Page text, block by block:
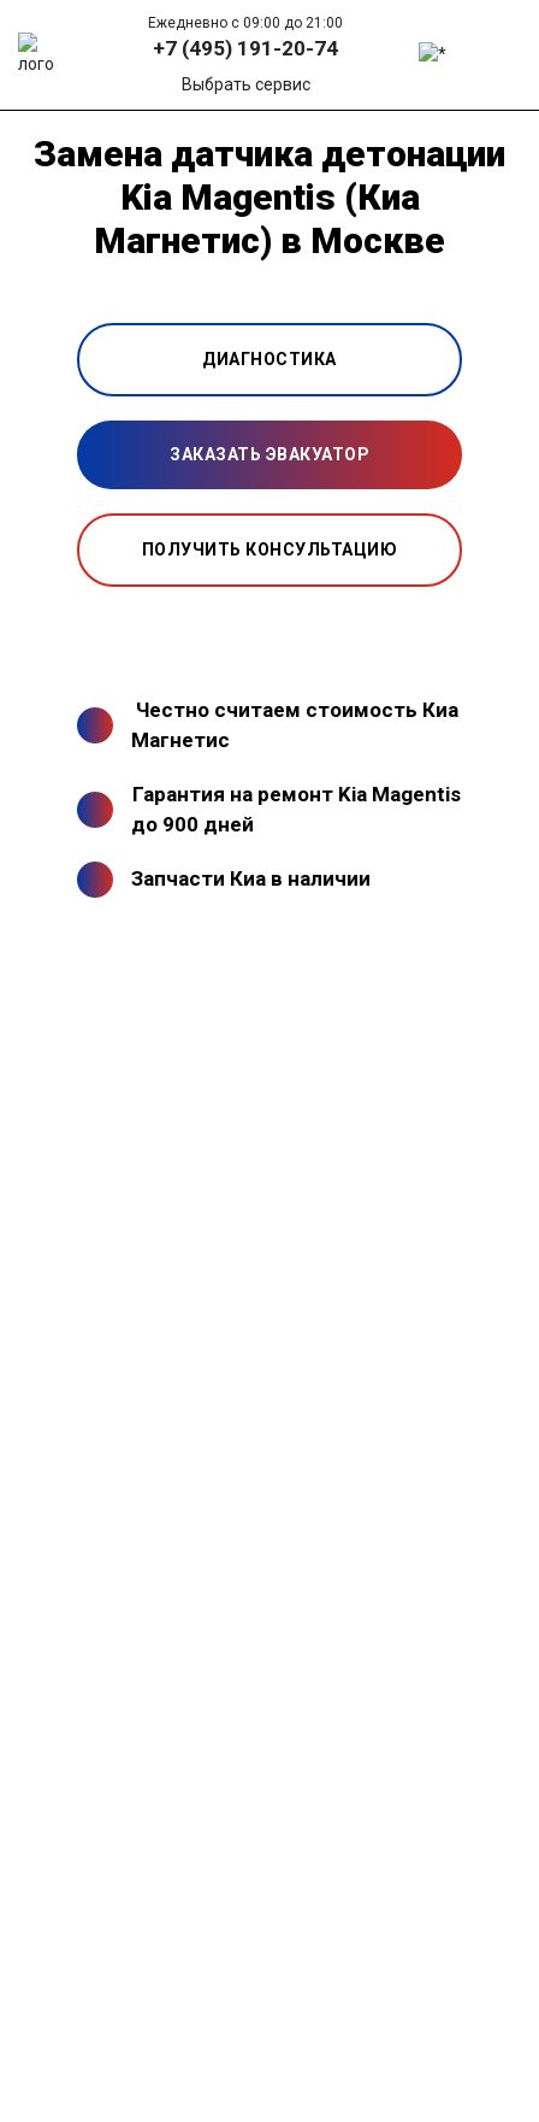
Ежедневно с 09:00 до 21:00
+7 (495) 191-20-74
Выбрать сервис
Замена датчика детонации
Kia Magentis (Киа
Магнетис) в Москве
ДИАГНОСТИКА
ЗАКАЗАТЬ ЭВАКУАТОР
ПОЛУЧИТЬ КОНСУЛЬТАЦИЮ
Честно считаем стоимость Киа
Магнетис
Гарантия на ремонт Kia Magentis
до 900 дней
Запчасти Киа в наличии